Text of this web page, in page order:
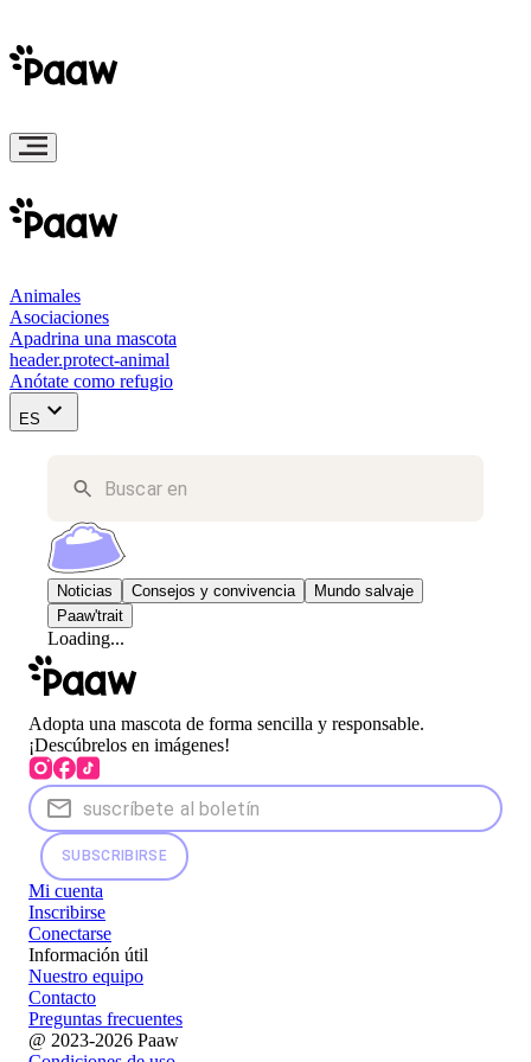
Animales
Asociaciones
Apadrina una mascota
header.protect-animal
Anótate como refugio
ES
Noticias Consejos y convivencia
Mundo salvaje
Paaw'trait
Loading...
Adopta una mascota de forma sencilla y responsable.
¡Descúbrelos en imágenes!
SUBSCRIBIRSE
Mi cuenta
Inscribirse
Conectarse
Información útil
Nuestro equipo
Contacto
Preguntas frecuentes
@ 2023-2026 Paaw